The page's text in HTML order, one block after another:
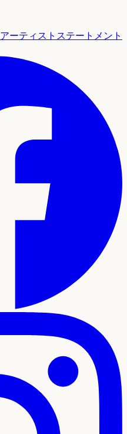
アーティストステートメント